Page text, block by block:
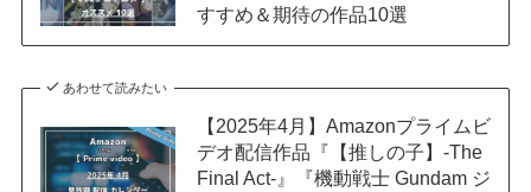
すすめ＆期待の作品10選
あわせて読みたい
【2025年4月】Amazonプライムビ
デオ配信作品『【推しの子】-The
Final Act-』『機動戦士 Gundam ジ